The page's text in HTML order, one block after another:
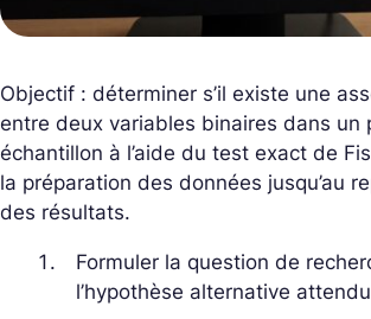
Objectif : déterminer s’il existe une
entre deux variables binaires dans un
échantillon à l’aide du test exact de
la préparation des données jusqu’au
des résultats.
Formuler la question de
l’hypothèse alternative